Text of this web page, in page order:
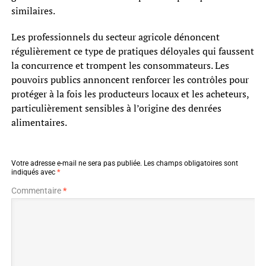
similaires.
Les professionnels du secteur agricole dénoncent
régulièrement ce type de pratiques déloyales qui faussent
la concurrence et trompent les consommateurs. Les
pouvoirs publics annoncent renforcer les contrôles pour
protéger à la fois les producteurs locaux et les acheteurs,
particulièrement sensibles à l’origine des denrées
alimentaires.
Votre adresse e-mail ne sera pas publiée. Les champs obligatoires sont
indiqués avec *
Commentaire*